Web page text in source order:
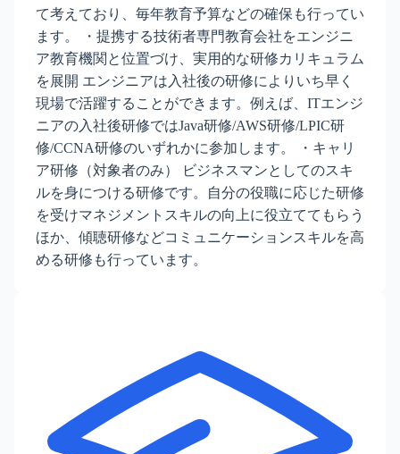
て考えており、毎年教育予算などの確保も行ってい
ます。 ・提携する技術者専門教育会社をエンジニ
ア教育機関と位置づけ、実用的な研修カリキュラム
を展開 エンジニアは入社後の研修によりいち早く
現場で活躍することができます。例えば、ITエンジ
ニアの入社後研修ではJava研修/AWS研修/LPIC研
修/CCNA研修のいずれかに参加します。 ・キャリ
ア研修（対象者のみ） ビジネスマンとしてのスキ
ルを身につける研修です。自分の役職に応じた研修
を受けマネジメントスキルの向上に役立ててもらう
ほか、傾聴研修などコミュニケーションスキルを高
める研修も行っています。